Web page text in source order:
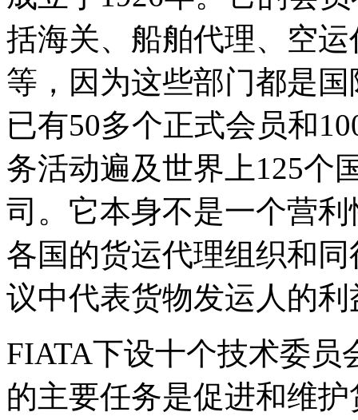
括海关、船舶代理、空
等，因为这些部门都是
已有50多个正式会员和
务活动遍及世界上125个
司。它本身不是一个营
各国的货运代理组织和
议中代表货物发运人的利
FIATA下设十个技术委
的主要任务是促进和维